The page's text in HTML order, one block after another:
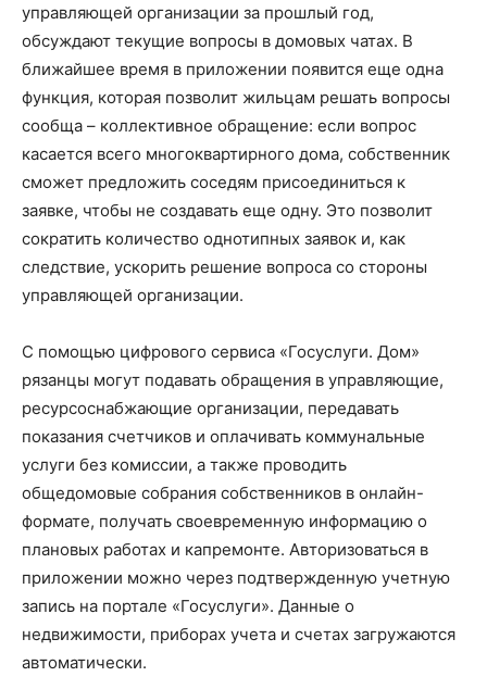
управляющей организации за прошлый год,
обсуждают текущие вопросы в домовых чатах. В
ближайшее время в приложении появится еще одна
функция, которая позволит жильцам решать вопросы
сообща – коллективное обращение: если вопрос
касается всего многоквартирного дома, собственник
сможет предложить соседям присоединиться к
заявке, чтобы не создавать еще одну. Это позволит
сократить количество однотипных заявок и, как
следствие, ускорить решение вопроса со стороны
управляющей организации.
С помощью цифрового сервиса «Госуслуги. Дом»
рязанцы могут подавать обращения в управляющие,
ресурсоснабжающие организации, передавать
показания счетчиков и оплачивать коммунальные
услуги без комиссии, а также проводить
общедомовые собрания собственников в онлайн-
формате, получать своевременную информацию о
плановых работах и капремонте. Авторизоваться в
приложении можно через подтвержденную учетную
запись на портале «Госуслуги». Данные о
недвижимости, приборах учета и счетах загружаются
автоматически.